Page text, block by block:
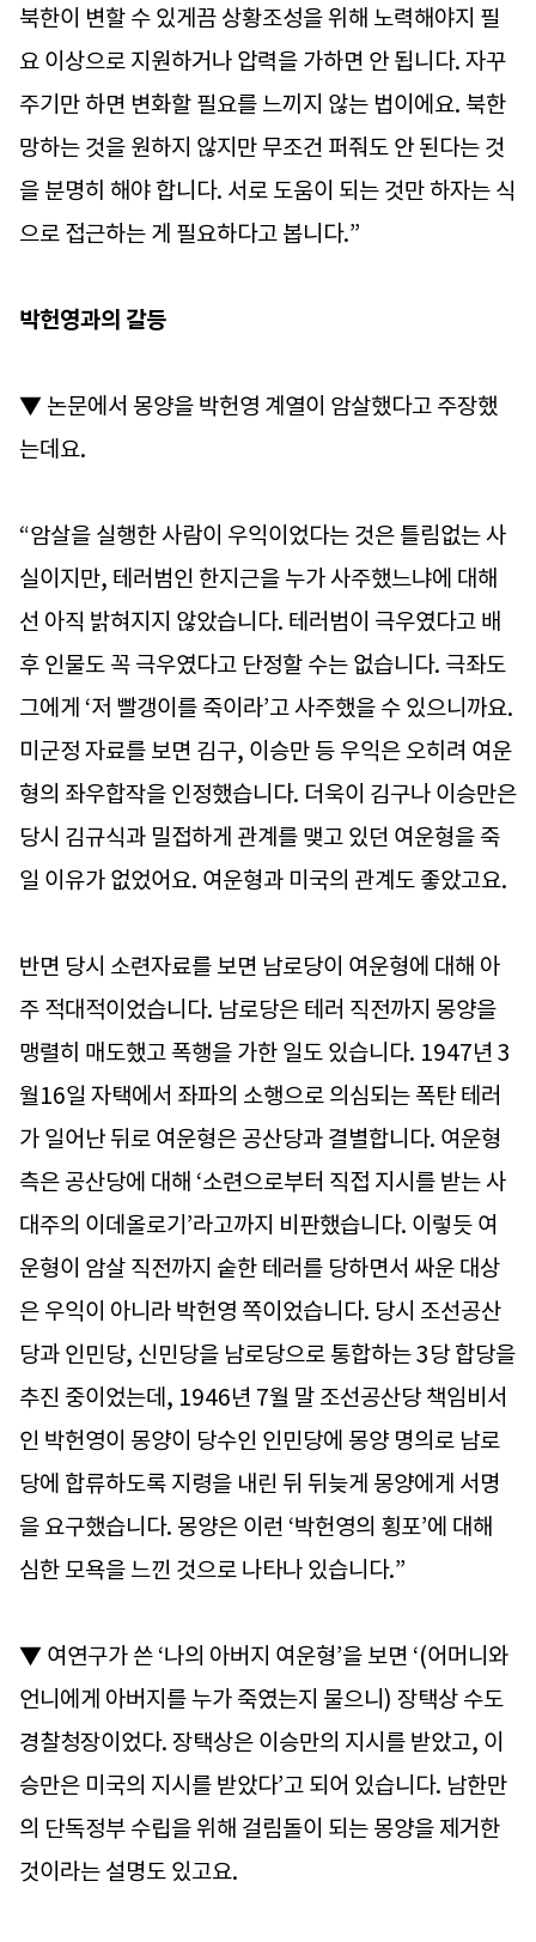
북한이 변할 수 있게끔 상황조성을 위해 노력해야지 필
요 이상으로 지원하거나 압력을 가하면 안 됩니다. 자꾸
주기만 하면 변화할 필요를 느끼지 않는 법이에요. 북한
망하는 것을 원하지 않지만 무조건 퍼줘도 안 된다는 것
을 분명히 해야 합니다. 서로 도움이 되는 것만 하자는 식
으로 접근하는 게 필요하다고 봅니다.”
박헌영과의 갈등
▼ 논문에서 몽양을 박헌영 계열이 암살했다고 주장했
는데요.
“암살을 실행한 사람이 우익이었다는 것은 틀림없는 사
실이지만, 테러범인 한지근을 누가 사주했느냐에 대해
선 아직 밝혀지지 않았습니다. 테러범이 극우였다고 배
후 인물도 꼭 극우였다고 단정할 수는 없습니다. 극좌도
그에게 ‘저 빨갱이를 죽이라’고 사주했을 수 있으니까요.
미군정 자료를 보면 김구, 이승만 등 우익은 오히려 여운
형의 좌우합작을 인정했습니다. 더욱이 김구나 이승만은
당시 김규식과 밀접하게 관계를 맺고 있던 여운형을 죽
일 이유가 없었어요. 여운형과 미국의 관계도 좋았고요.
반면 당시 소련자료를 보면 남로당이 여운형에 대해 아
주 적대적이었습니다. 남로당은 테러 직전까지 몽양을
맹렬히 매도했고 폭행을 가한 일도 있습니다. 1947년 3
월16일 자택에서 좌파의 소행으로 의심되는 폭탄 테러
가 일어난 뒤로 여운형은 공산당과 결별합니다. 여운형
측은 공산당에 대해 ‘소련으로부터 직접 지시를 받는 사
대주의 이데올로기’라고까지 비판했습니다. 이렇듯 여
운형이 암살 직전까지 숱한 테러를 당하면서 싸운 대상
은 우익이 아니라 박헌영 쪽이었습니다. 당시 조선공산
당과 인민당, 신민당을 남로당으로 통합하는 3당 합당을
추진 중이었는데, 1946년 7월 말 조선공산당 책임비서
인 박헌영이 몽양이 당수인 인민당에 몽양 명의로 남로
당에 합류하도록 지령을 내린 뒤 뒤늦게 몽양에게 서명
을 요구했습니다. 몽양은 이런 ‘박헌영의 횡포’에 대해
심한 모욕을 느낀 것으로 나타나 있습니다.”
▼ 여연구가 쓴 ‘나의 아버지 여운형’을 보면 ‘(어머니와
언니에게 아버지를 누가 죽였는지 물으니) 장택상 수도
경찰청장이었다. 장택상은 이승만의 지시를 받았고, 이
승만은 미국의 지시를 받았다’고 되어 있습니다. 남한만
의 단독정부 수립을 위해 걸림돌이 되는 몽양을 제거한
것이라는 설명도 있고요.